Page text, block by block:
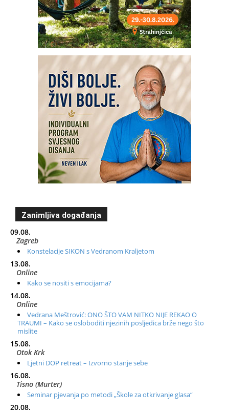
Zanimljiva događanja
09.08.
Zagreb
Konstelacije SIKON s Vedranom Kraljetom
13.08.
Online
Kako se nositi s emocijama?
14.08.
Online
Vedrana Meštrović: ONO ŠTO VAM NITKO NIJE REKAO O
TRAUMI – Kako se osloboditi njezinih posljedica brže nego što
mislite
15.08.
Otok Krk
Ljetni DOP retreat – Izvorno stanje sebe
16.08.
Tisno (Murter)
Seminar pjevanja po metodi „Škole za otkrivanje glasa“
20.08.